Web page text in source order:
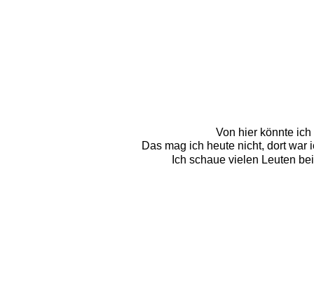
Von hier könnte
Das mag ich heute nicht, dort
Ich schaue vielen Leuten